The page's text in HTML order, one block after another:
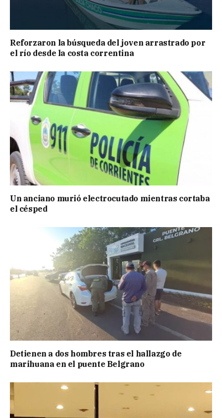
Reforzaron la búsqueda del joven arrastrado por
el río desde la costa correntina
Un anciano murió electrocutado mientras cortaba
el césped
Detienen a dos hombres tras el hallazgo de
marihuana en el puente Belgrano